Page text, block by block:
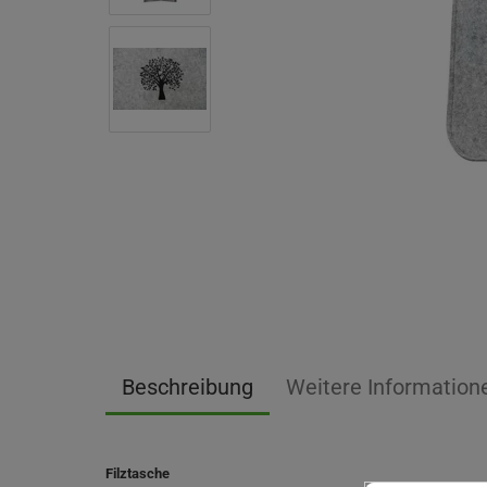
Beschreibung Weitere
Filztasche